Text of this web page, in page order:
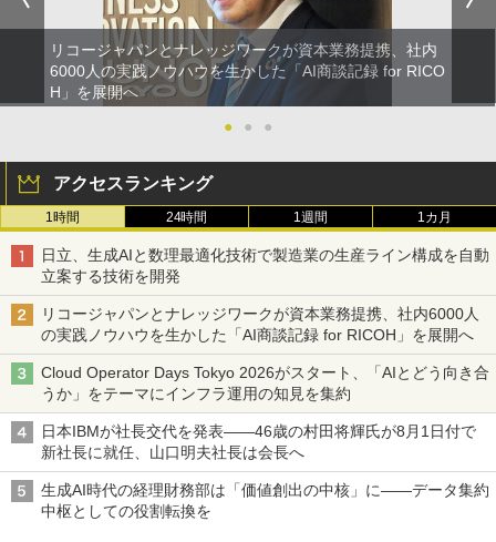
リコージャパンとナレッジワークが資本業務提携、社内
6000人の実践ノウハウを生かした「AI商談記録 for RICO
H」を展開へ
●
● ●
アクセスランキング
1時間 24時間 1週間 1カ月
日立、生成AIと数理最適化技術で製造業の生産ライン構成を自動
立案する技術を開発
リコージャパンとナレッジワークが資本業務提携、社内6000人
の実践ノウハウを生かした「AI商談記録 for RICOH」を展開へ
Cloud Operator Days Tokyo 2026がスタート、「AIとどう向き合
うか」をテーマにインフラ運用の知見を集約
日本IBMが社長交代を発表――46歳の村田将輝氏が8月1日付で
新社長に就任、山口明夫社長は会長へ
生成AI時代の経理財務部は「価値創出の中核」に――データ集約
中枢としての役割転換を